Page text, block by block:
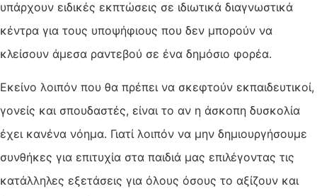
υπάρχουν ειδικές εκπτώσεις σε ιδιωτικά διαγνωστικά
κέντρα για τους υποψήφιους που δεν μπορούν να
κλείσουν άμεσα ραντεβού σε ένα δημόσιο φορέα.
Εκείνο λοιπόν που θα πρέπει να σκεφτούν εκπαιδευτικοί,
γονείς και σπουδαστές, είναι το αν η άσκοπη δυσκολία
έχει κανένα νόημα. Γιατί λοιπόν να μην δημιουργήσουμε
συνθήκες για επιτυχία στα παιδιά μας επιλέγοντας τις
κατάλληλες εξετάσεις για όλους όσους το αξίζουν και